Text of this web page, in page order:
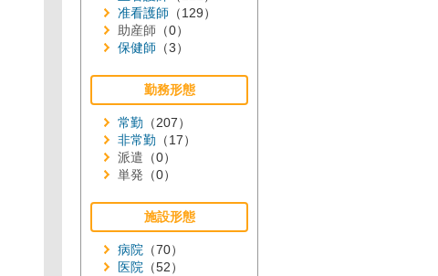
准看護師 （129）
助産師 （0）
保健師 （3）
勤務形態
常勤 （207）
非常勤 （17）
派遣 （0）
単発 （0）
施設形態
病院 （70）
医院 （52）